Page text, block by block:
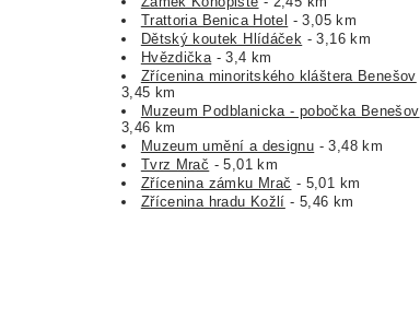
Trattoria Benica Hotel - 3,05 km
Dětský koutek Hlídáček - 3,16 km
Hvězdička- 3,4 km
Zřícenina minoritského kláštera Benešov
3,45 km
Muzeum Podblanicka - pobočka Benešov
3,46 km
Muzeum umění a designu - 3,48 km
Tvrz Mrač - 5,01 km
Zřícenina zámku Mrač - 5,01 km
Zřícenina hradu Kožlí - 5,46 km